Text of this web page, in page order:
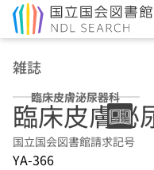
雑誌
臨床皮膚泌尿器科
臨床皮膚泌
国立国会図書館請求記号
YA-366